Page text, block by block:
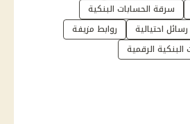
سرقة الحسابات البنكية
رسائل احتيالية
روابط مزيفة
البنكية الرقمية